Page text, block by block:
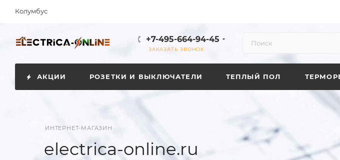
Колумбус
+7-495-664-94-45
ЗАКАЗАТЬ ЗВОНОК
АКЦИИ РОЗЕТКИ И ВЫКЛЮЧАТЕЛИ ТЕПЛЫЙ ПОЛ
ИНТЕРНЕТ-МАГАЗИН
electrica-online.ru